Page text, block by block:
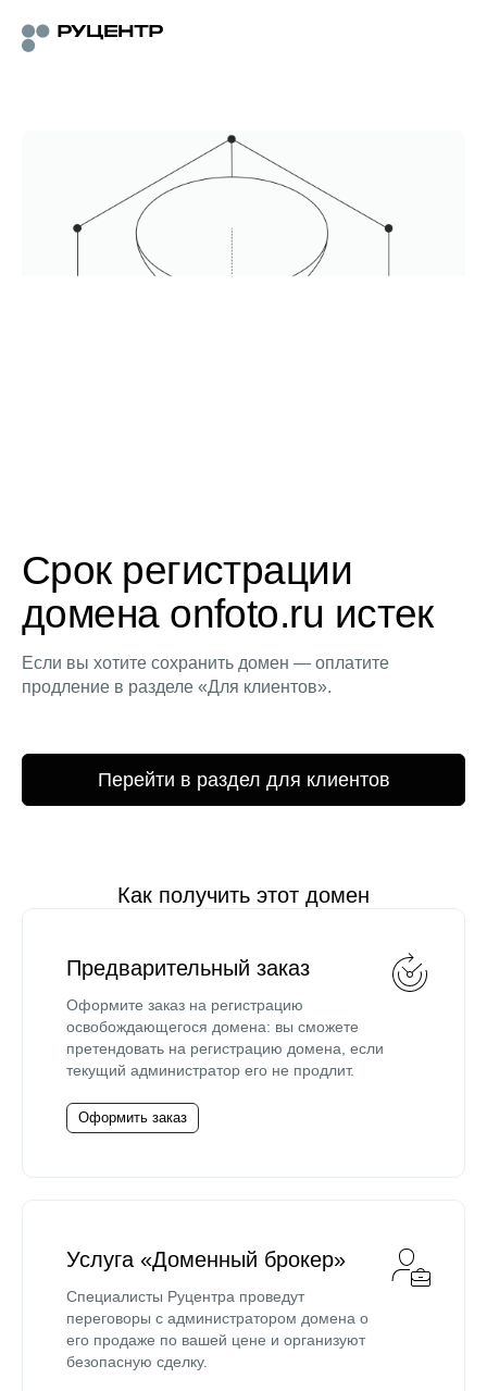
Срок регистрации
домена onfoto.ru истек
Если вы хотите сохранить домен — оплатите
продление в разделе «Для клиентов».
Перейти в раздел для клиентов
Как получить этот домен
Предварительный заказ
Оформите заказ на регистрацию
освобождающегося домена: вы сможете
претендовать на регистрацию домена, если
текущий администратор его не продлит.
Оформить заказ
Услуга «Доменный брокер»
Специалисты Руцентра проведут
переговоры с администратором домена о
его продаже по вашей цене и организуют
безопасную сделку.